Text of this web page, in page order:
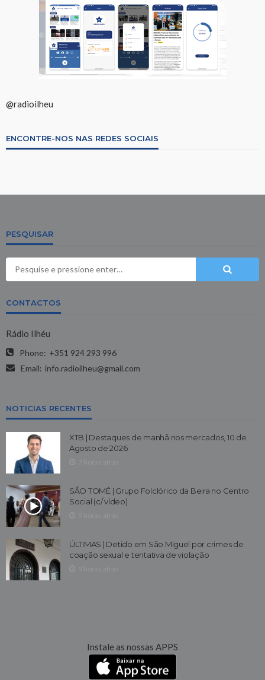
@radioilheu
ENCONTRE-NOS NAS REDES SOCIAIS
PESQUISAR
CONTACTOS
Rádio Ilhéu
Phone: +351 924 293 996
Email: info.radioilheu@gmail.com
NOTICIAS RECENTES
XTB | Destaques de manhã nos mercados, 10 de
Agosto de 2026
SÃO TOMÉ | Grupo Folclórico da Beira no Centro
Social (c/ vídeo)
ÚLTIMAS | Detido em São Miguel por crimes de
coação sexual e tentativa de violação
Instale as nossas APPS